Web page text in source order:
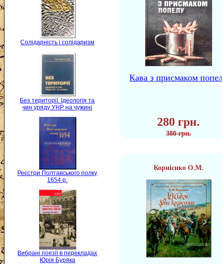
Солідарність і солідаризм
Без території. Ідеологія та
чин уряду УНР на чужині
Реєстри Полтавського полку
1654 р.
Вибрані поезії в перекладах
Юрія Буряка
Кава з присмаком
280 грн.
380 грн.
Корнієнко О.М.